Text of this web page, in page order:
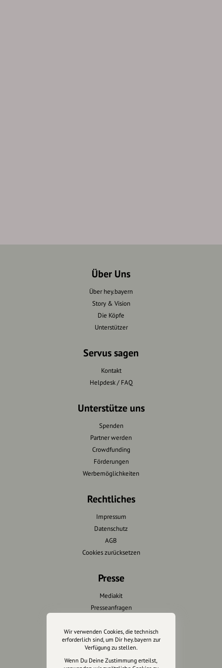
Über Uns
Über hey.bayern
Story & Vision
Die Köpfe
Unterstützer
Servus sagen
Kontakt
Helpdesk / FAQ
Unterstütze uns
Spenden
Partner werden
Crowdfunding
Förderungen
Werbemöglichkeiten
Rechtliches
Impressum
Datenschutz
AGB
Cookies zurücksetzen
Presse
Mediakit
Presseanfragen
Wir unterstützen Euch
Fotografie & mehr
Wir verwenden Cookies, die technisch
erforderlich sind, um Dir hey.bayern zur
Verfügung zu stellen.
Wenn Du Deine Zustimmung erteilst,